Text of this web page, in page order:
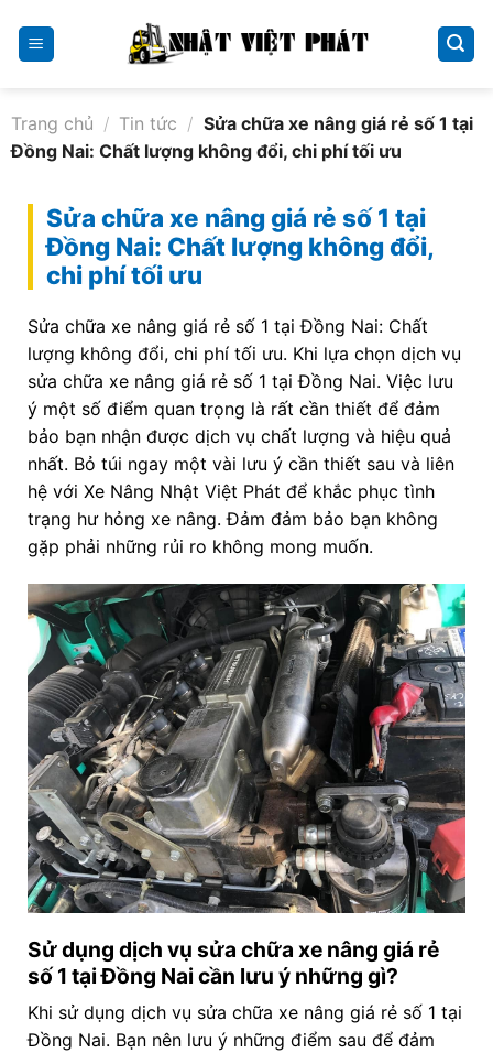
content
Trang chủ / Tin tức / Sửa chữa xe nâng giá rẻ số 1 tại
Đồng Nai: Chất lượng không đổi, chi phí tối ưu
Sửa chữa xe nâng giá rẻ số 1 tại
Đồng Nai: Chất lượng không đổi,
chi phí tối ưu
Sửa chữa xe nâng giá rẻ số 1 tại Đồng Nai: Chất
lượng không đổi, chi phí tối ưu. Khi lựa chọn dịch vụ
sửa chữa xe nâng giá rẻ số 1 tại Đồng Nai. Việc lưu
ý một số điểm quan trọng là rất cần thiết để đảm
bảo bạn nhận được dịch vụ chất lượng và hiệu quả
nhất. Bỏ túi ngay một vài lưu ý cần thiết sau và liên
hệ với Xe Nâng Nhật Việt Phát để khắc phục tình
trạng hư hỏng xe nâng. Đảm đảm bảo bạn không
gặp phải những rủi ro không mong muốn.
Sử dụng dịch vụ sửa chữa xe nâng giá rẻ
số 1 tại Đồng Nai cần lưu ý những gì?
Khi sử dụng dịch vụ sửa chữa xe nâng giá rẻ số 1 tại
Đồng Nai. Bạn nên lưu ý những điểm sau để đảm